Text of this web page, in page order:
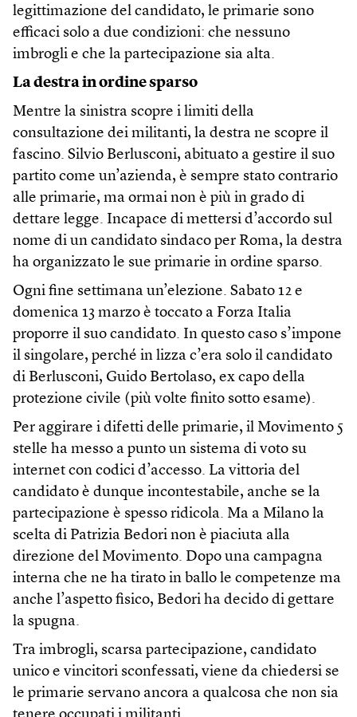
legittimazione del candidato, le primarie sono
efficaci solo a due condizioni: che nessuno
imbrogli e che la partecipazione sia alta.
La destra in ordine sparso
Mentre la sinistra scopre i limiti della
consultazione dei militanti, la destra ne scopre il
fascino. Silvio Berlusconi, abituato a gestire il suo
partito come un’azienda, è sempre stato contrario
alle primarie, ma ormai non è più in grado di
dettare legge. Incapace di mettersi d’accordo sul
nome di un candidato sindaco per Roma, la destra
ha organizzato le sue primarie in ordine sparso.
Ogni fine settimana un’elezione. Sabato 12 e
domenica 13 marzo è toccato a Forza Italia
proporre il suo candidato. In questo caso s’impone
il singolare, perché in lizza c’era solo il candidato
di Berlusconi, Guido Bertolaso, ex capo della
protezione civile (più volte finito sotto esame).
Per aggirare i difetti delle primarie, il Movimento 5
stelle ha messo a punto un sistema di voto su
internet con codici d’accesso. La vittoria del
candidato è dunque incontestabile, anche se la
partecipazione è spesso ridicola. Ma a Milano la
scelta di Patrizia Bedori non è piaciuta alla
direzione del Movimento. Dopo una campagna
interna che ne ha tirato in ballo le competenze ma
anche l’aspetto fisico, Bedori ha decido di gettare
la spugna.
Tra imbrogli, scarsa partecipazione, candidato
unico e vincitori sconfessati, viene da chiedersi se
le primarie servano ancora a qualcosa che non sia